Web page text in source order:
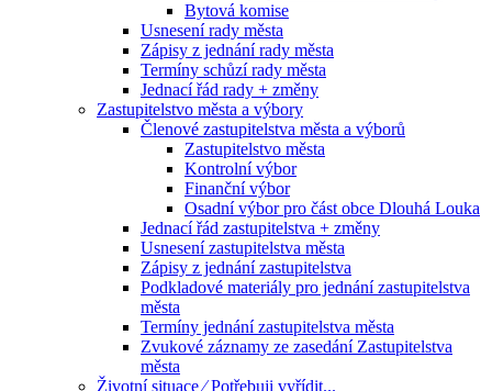
Bytová komise
Usnesení rady města
Zápisy z jednání rady města
Termíny schůzí rady města
Jednací řád rady + změny
Zastupitelstvo města a výbory
Členové zastupitelstva města a výborů
Zastupitelstvo města
Kontrolní výbor
Finanční výbor
Osadní výbor pro část obce Dlouhá Louka
Jednací řád zastupitelstva + změny
Usnesení zastupitelstva města
Zápisy z jednání zastupitelstva
Podkladové materiály pro jednání zastupitelstva
města
Termíny jednání zastupitelstva města
Zvukové záznamy ze zasedání Zastupitelstva
města
Životní situace ⁄ Potřebuji vyřídit...